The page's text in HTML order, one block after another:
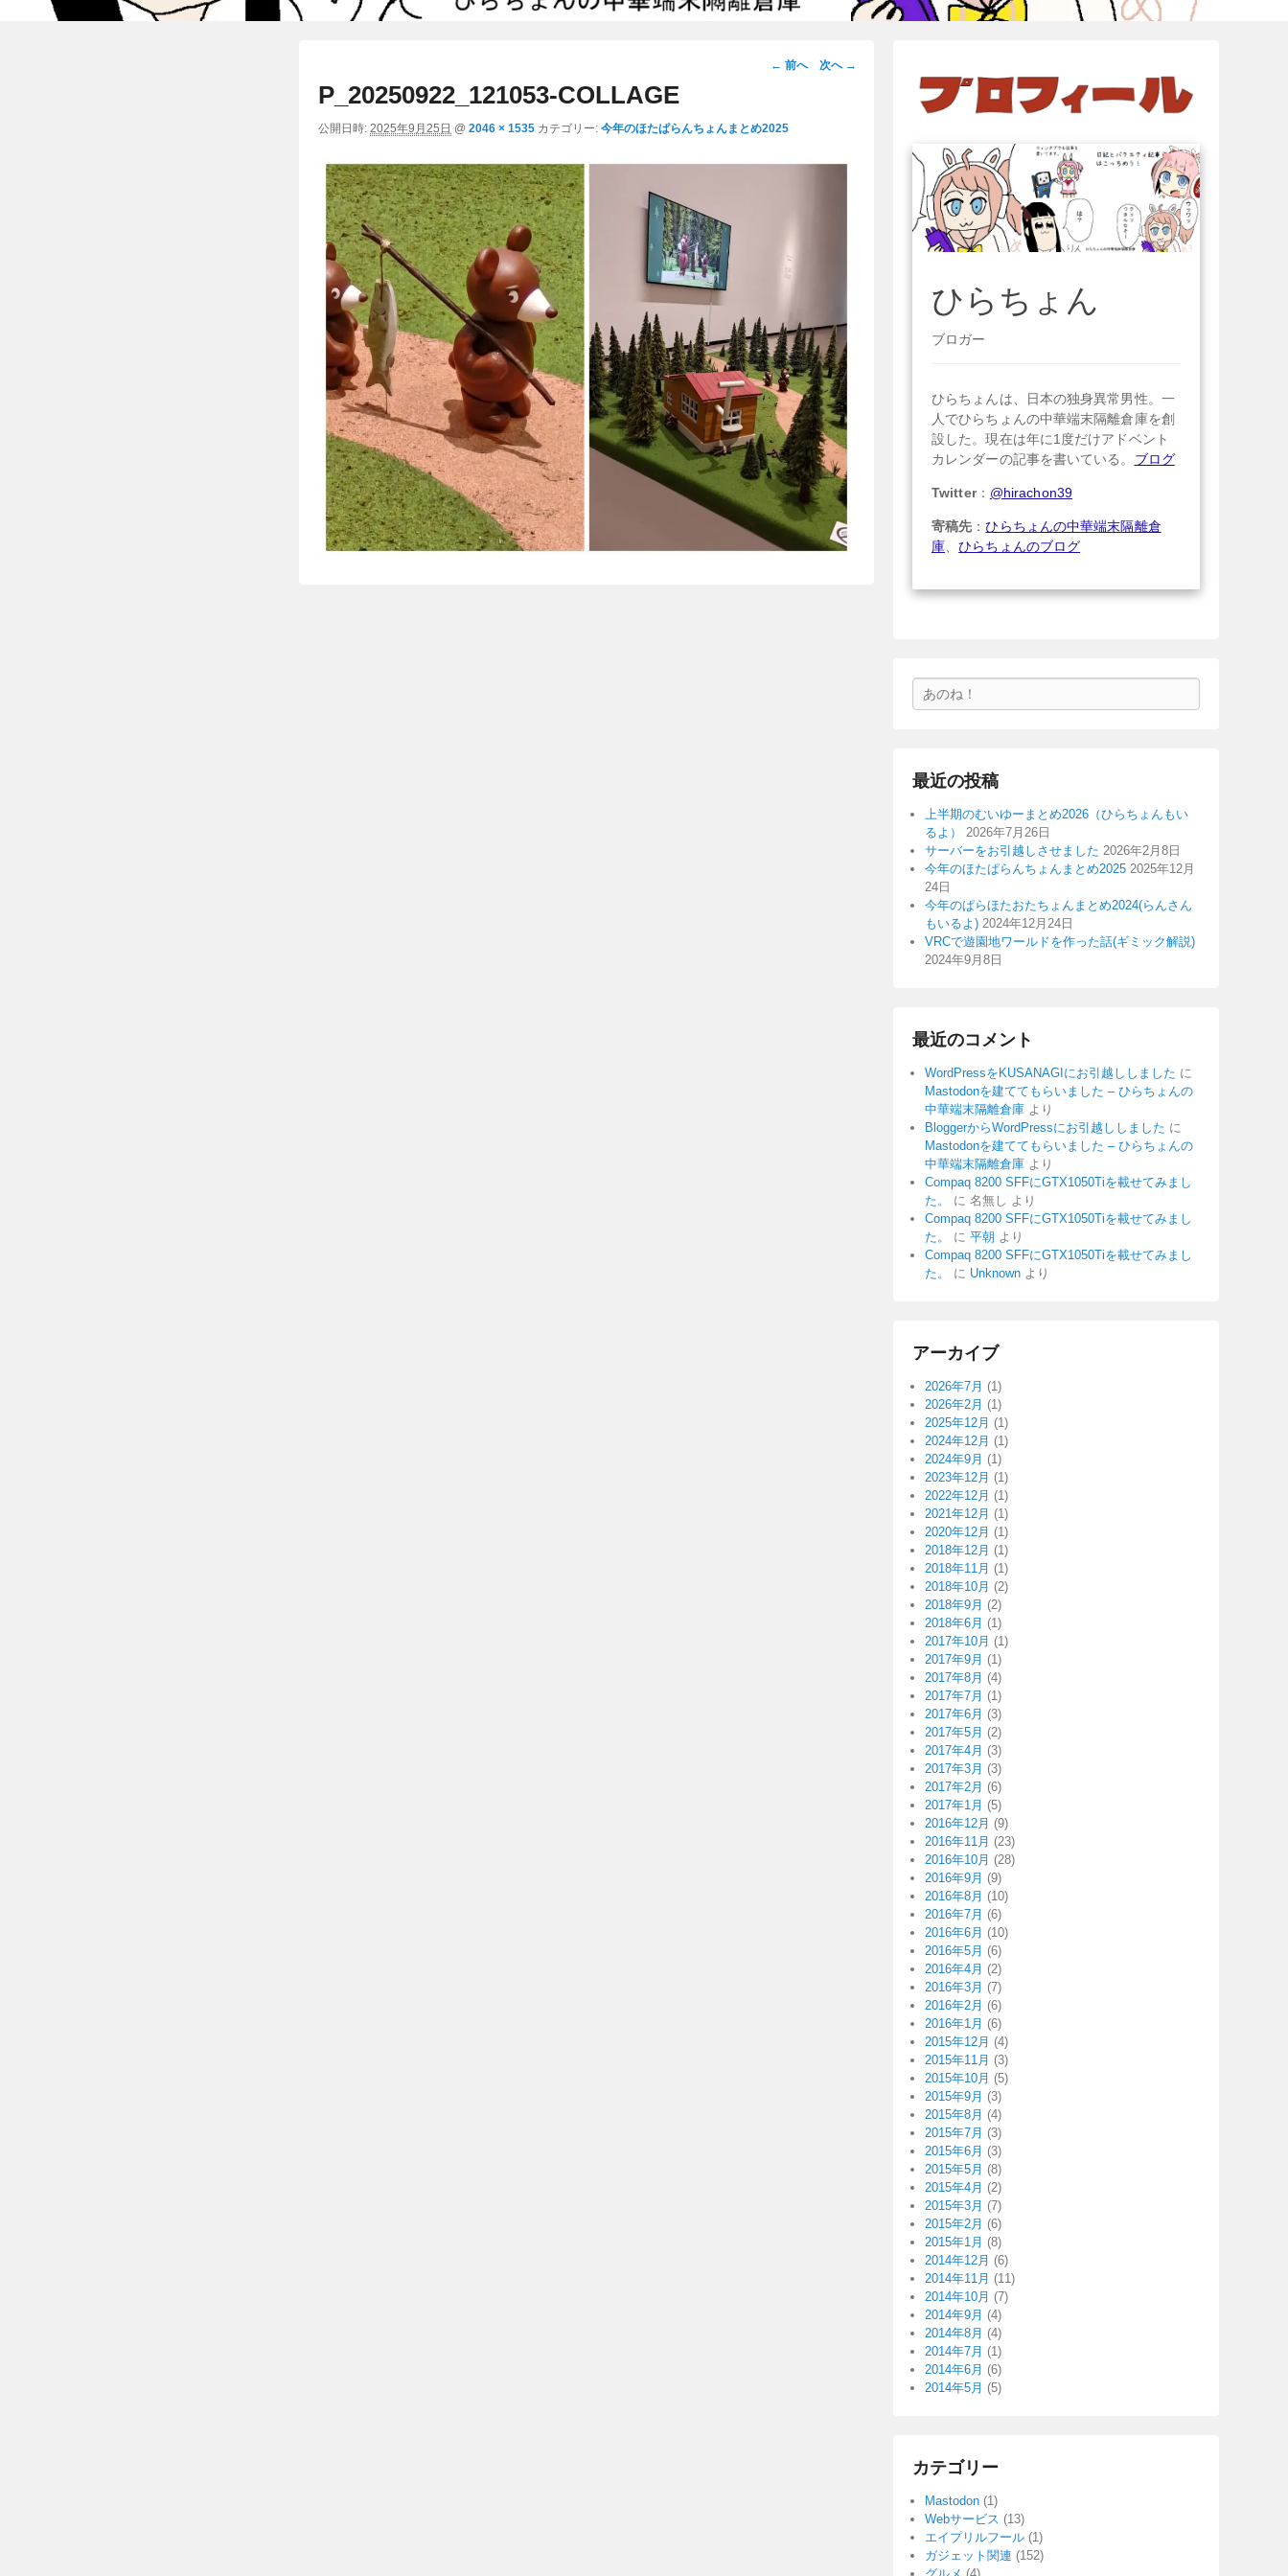
画
ビ
← 前へ 次へ →
P_20250922_121053-COLLAGE
公開日時: 2025年9月25日 @ 2046 × 1535 カテゴリー: 今年のほたぱらんちょんまとめ2025
ひらちょん
ブロガー
ひらちょんは、日本の独身異常男性。一
人でひらちょんの中華端末隔離倉庫を創
設した。現在は年に1度だけアドベント
カレンダーの記事を書いている。 ブログ
Twitter： @hirachon39
寄稿先 ：ひらちょんの中華端末隔離倉
庫 、ひらちょんのブログ
索
最近の投稿
上半期のむいゆーまとめ2026（ひらちょんもい
るよ）
2026年7月26日
サーバーをお引越しさせました 2026年2月8日
今年のほたぱらんちょんまとめ2025 2025年12月
24日
今年のぱらほたおたちょんまとめ2024(らんさん
もいるよ) 2024年12月24日
VRCで遊園地ワールドを作った話(ギミック解説)
2024年9月8日
最近のコメント
WordPressをKUSANAGIにお引越ししました に
Mastodonを建ててもらいました – ひらちょんの
中華端末隔離倉庫 より
BloggerからWordPressにお引越ししました に
Mastodonを建ててもらいました – ひらちょんの
中華端末隔離倉庫 より
Compaq 8200 SFFにGTX1050Tiを載せてみまし
た。
に 名無し より
Compaq 8200 SFFにGTX1050Tiを載せてみまし
た。
に 平朝 より
Compaq 8200 SFFにGTX1050Tiを載せてみまし
た。
に Unknown より
アーカイブ
2026年7月 (1)
2026年2月 (1)
2025年12月 (1)
2024年12月 (1)
2024年9月 (1)
2023年12月 (1)
2022年12月 (1)
2021年12月 (1)
2020年12月 (1)
2018年12月 (1)
2018年11月 (1)
2018年10月 (2)
2018年9月 (2)
2018年6月 (1)
2017年10月 (1)
2017年9月 (1)
2017年8月 (4)
2017年7月 (1)
2017年6月 (3)
2017年5月 (2)
2017年4月 (3)
2017年3月 (3)
2017年2月 (6)
2017年1月 (5)
2016年12月 (9)
2016年11月 (23)
2016年10月 (28)
2016年9月 (9)
2016年8月 (10)
2016年7月 (6)
2016年6月 (10)
2016年5月 (6)
2016年4月 (2)
2016年3月 (7)
2016年2月 (6)
2016年1月 (6)
2015年12月 (4)
2015年11月 (3)
2015年10月 (5)
2015年9月 (3)
2015年8月 (4)
2015年7月 (3)
2015年6月 (3)
2015年5月 (8)
2015年4月 (2)
2015年3月 (7)
2015年2月 (6)
2015年1月 (8)
2014年12月 (6)
2014年11月 (11)
2014年10月 (7)
2014年9月 (4)
2014年8月 (4)
2014年7月 (1)
2014年6月 (6)
2014年5月 (5)
カテゴリー
Mastodon (1)
Webサービス (13)
エイプリルフール (1)
ガジェット関連 (152)